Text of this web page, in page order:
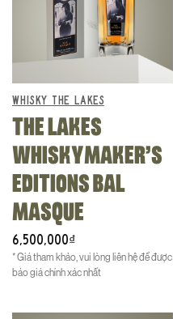
WHISKY THE LAKES
THE LAKES
WHISKYMAKER’S
EDITIONS BAL
MASQUE
6,500,000₫
* Giá tham khảo, vui lòng liên hệ để được
báo giá chính xác nhất